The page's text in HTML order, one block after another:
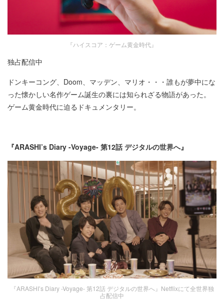
『ハイスコア：ゲーム黄金時代』
独占配信中
ドンキーコング、Doom、マッデン、マリオ・・・誰もが夢中にな
った懐かしい名作ゲーム誕生の裏には知られざる物語があった。
ゲーム黄金時代に迫るドキュメンタリー。
『ARASHI’s Diary -Voyage- 第12話 デジタルの世界へ』
『ARASHI’s Diary -Voyage- 第12話 デジタルの世界へ』Netflixにて全世界独
占配信中